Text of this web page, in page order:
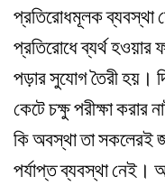
প্রতিরোধমূলক ব্যবস্থা
প্রতিরোধে ব্যর্থ হওয়ার
পড়ার সুযোগ তৈরী হয়।
কেটে চক্ষু পরীক্ষা করার
কি অবস্থা তা সকলেরই
পর্যাপ্ত ব্যবস্থা নেই।